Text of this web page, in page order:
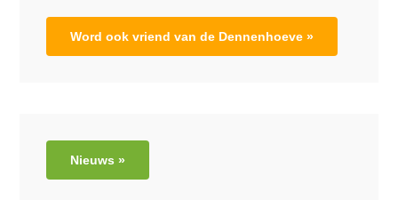
Word ook vriend van de Dennenhoeve »
Nieuws »